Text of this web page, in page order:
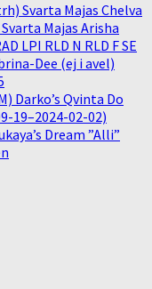
Svarta Majas Chelva
Majas Arisha
LPI RLD N RLD F SE
Dee (ej i avel)
Darko’s Qvinta Do
19–2024-02-02)
Dream ”Alli”